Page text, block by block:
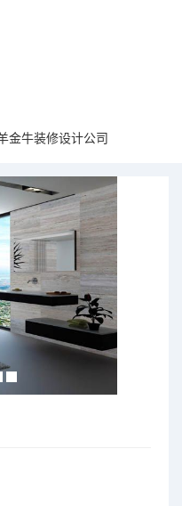
金牛装修设计公司